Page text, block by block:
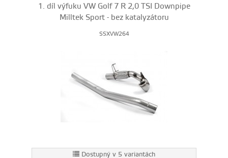
1. díl výfuku VW Golf 7 R 2,0 TSI Downpipe
Milltek Sport - bez katalyzátoru
SSXVW264
Dostupný v 5 variantách